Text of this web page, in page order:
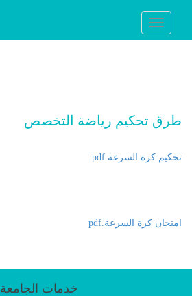
Toggle
navigation
طرق تحكيم رياضة التخصص
تحكيم كرة السرعة.pdf
امتحان كرة السرعة.pdf
خدمات الجامعة